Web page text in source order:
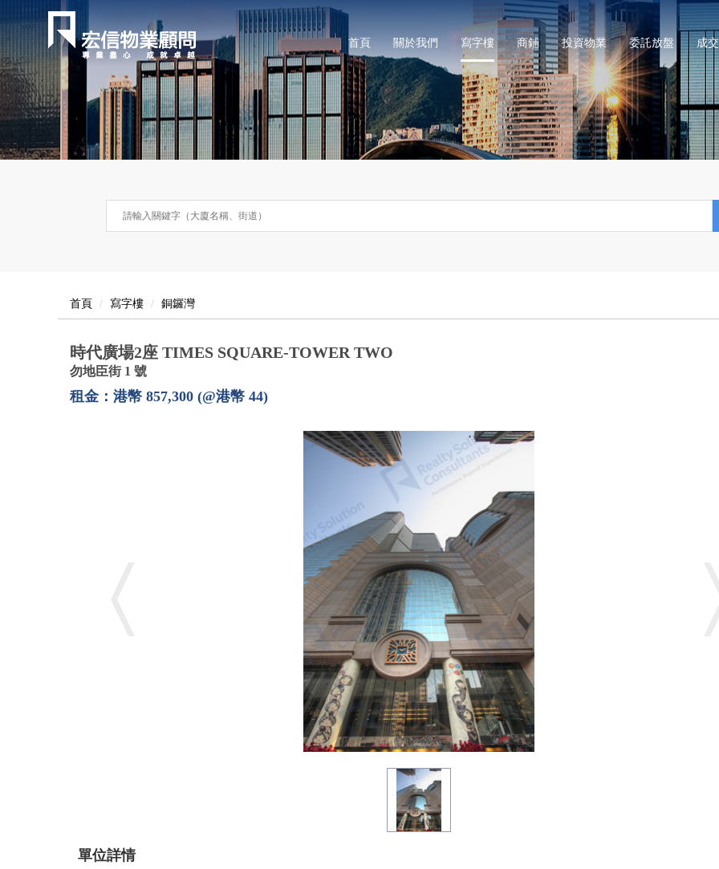
首頁 關於我們 寫字樓 商鋪 投資物業 委託放盤 成
首頁 寫字樓 銅鑼灣
時代廣場2座 TIMES SQUARE-TOWER TWO
勿地臣街 1 號
租金：港幣 857,300 (@港幣 44)
單位詳情